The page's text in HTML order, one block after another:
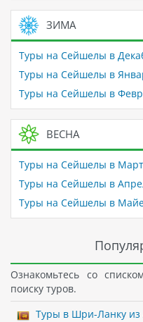
ЗИМА
Туры на Сейшелы в
Туры на Сейшелы в
Туры на Сейшелы в
ВЕСНА
Туры на Сейшелы в
Туры на Сейшелы в
Туры на Сейшелы в
Ознакомьтесь со
поиску туров.
Туры в Шри-Ланку из